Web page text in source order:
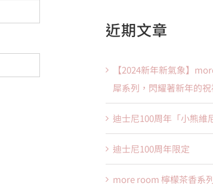
果：
近期文章
【2024新年新氣象】
犀系列，閃耀著新年的祝
迪士尼100周年「小熊維
迪士尼100周年限定
more room 檸檬茶香系